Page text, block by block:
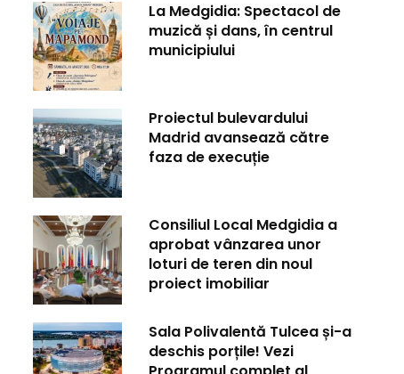
La Medgidia: Spectacol de
muzică și dans, în centrul
municipiului
Proiectul bulevardului
Madrid avansează către
faza de execuție
Consiliul Local Medgidia a
aprobat vânzarea unor
loturi de teren din noul
proiect imobiliar
Sala Polivalentă Tulcea și-a
deschis porțile! Vezi